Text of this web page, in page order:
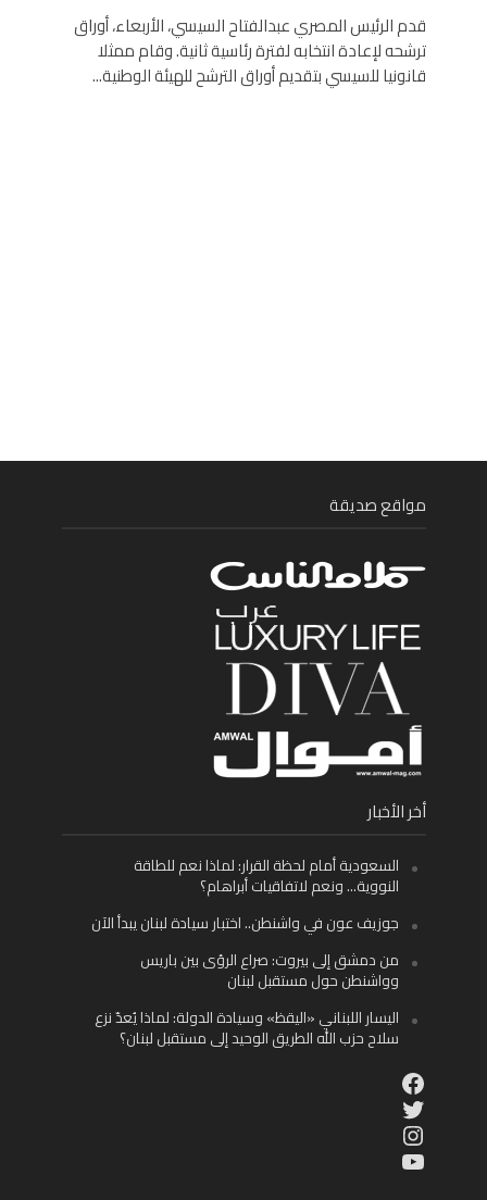
قدم الرئيس المصري عبدالفتاح السيسي، الأربعاء، أوراق
ترشحه لإعادة انتخابه لفترة رئاسية ثانية. وقام ممثلا
قانونيا للسيسي بتقديم أوراق الترشح للهيئة الوطنية...
مواقع صديقة
أخر الأخبار
السعودية أمام لحظة القرار: لماذا نعم للطاقة
النووية… ونعم لاتفاقيات أبراهام؟
جوزيف عون في واشنطن.. اختبار سيادة لبنان يبدأ الآن
من دمشق إلى بيروت: صراع الرؤى بين باريس
وواشنطن حول مستقبل لبنان
اليسار اللبناني «اليقظ» وسيادة الدولة: لماذا يُعدّ نزع
سلاح حزب الله الطريق الوحيد إلى مستقبل لبنان؟
Facebook
Twitter
Instagram
YouTube